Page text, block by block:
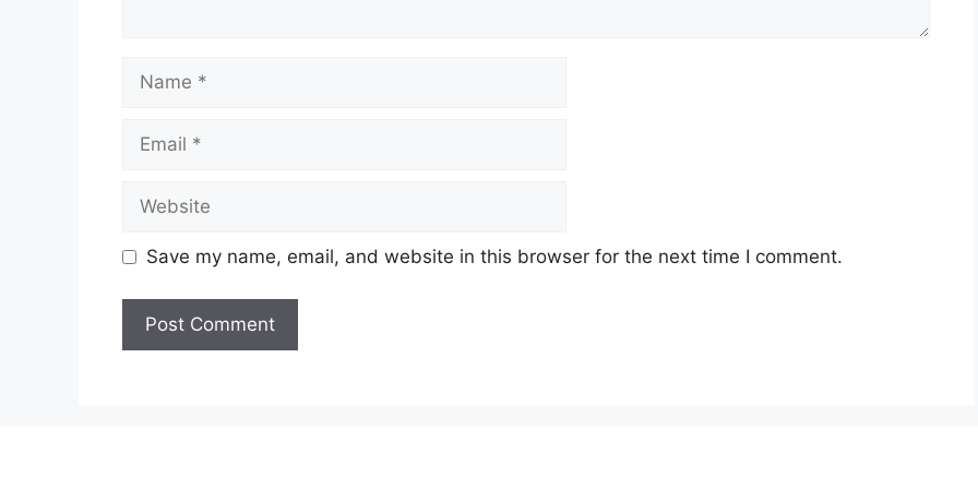
Name
Email
Website
Save my name, email, and website in this browser for the next time I comment.